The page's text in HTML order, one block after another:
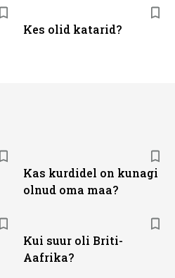
Kes olid katarid?
Kas kurdidel on kunagi
olnud oma maa?
Kui suur oli Briti-
Aafrika?